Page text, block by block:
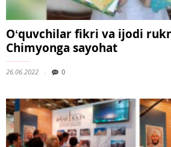
Oʻquvchilar fikri va ijodi
Chimyonga sayohat
26.06.2022 0